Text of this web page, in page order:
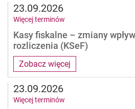
Zobacz więcej
Kasy fiskalne – zmiany
rozliczenia (KSeF)
23.09.2026
Więcej terminów
23.09.2026
Więcej terminów